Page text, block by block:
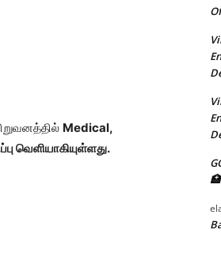
Medical,
வெளியாகியுள்ளது.